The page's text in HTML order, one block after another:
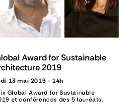
Award for Sustainable
2019
13 mai 2019 - 14h
Global Award for Sustainable
et conférences des 5 lauréats.